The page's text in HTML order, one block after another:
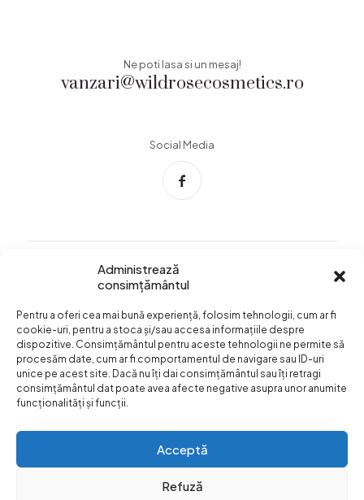
Administrează
consimțământul
Pentru a oferi cea mai bună experiență, folosim tehnologii, cum ar fi
cookie-uri, pentru a stoca și/sau accesa informațiile despre
dispozitive. Consimțământul pentru aceste tehnologii ne permite să
procesăm date, cum ar fi comportamentul de navigare sau ID-uri
unice pe acest site. Dacă nu îți dai consimțământul sau îți retragi
consimțământul dat poate avea afecte negative asupra unor anumite
funcționalități și funcții.
Acceptă
Refuză
vanzari@wildrosecosmetics.ro
Ne poti lasa si un mesaj!
Social Media
Termeni si conditii
Confidentialitatea
datelor
Livrare si plata
Formular retur